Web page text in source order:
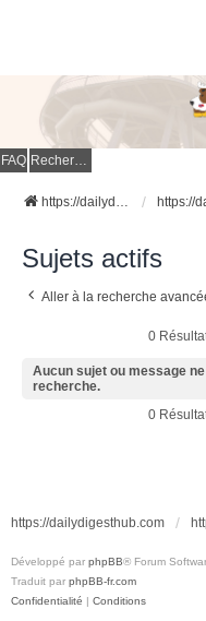
FAQ Rechercher
https://dailydigesthub.com
Sujets actifs
Aller à la recherche
0
Aucun sujet ou message
recherche.
0
https://dailydigesthub.com
Développé par phpBB® Forum
Traduit par phpBB-fr.com
Confidentialité | Conditions